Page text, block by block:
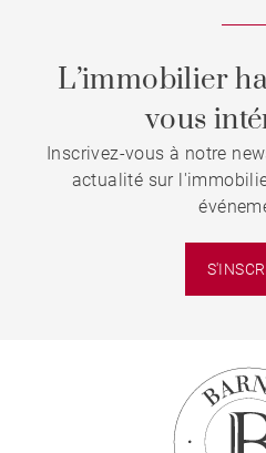
L’immobilier
vous
Inscrivez-vous à notre
actualité sur